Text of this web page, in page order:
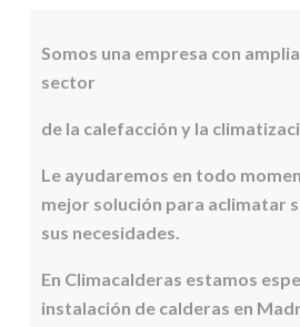
Somos una empresa con
sector
de la calefacción y la
Le ayudaremos en todo
mejor solución para aclimatar
sus necesidades.
En Climacalderas estamos
instalación de calderas en